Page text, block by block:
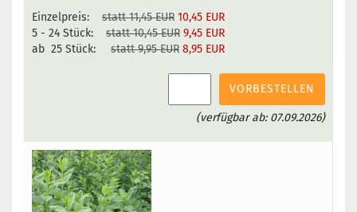
Einzelpreis: statt 11,45 EUR 10,45 EUR
5 - 24 Stück:
statt 10,45 EUR 9,45 EUR
ab 25 Stück:
statt 9,95 EUR 8,95 EUR
VORBESTELLEN
(verfügbar ab: 07.09.2026)